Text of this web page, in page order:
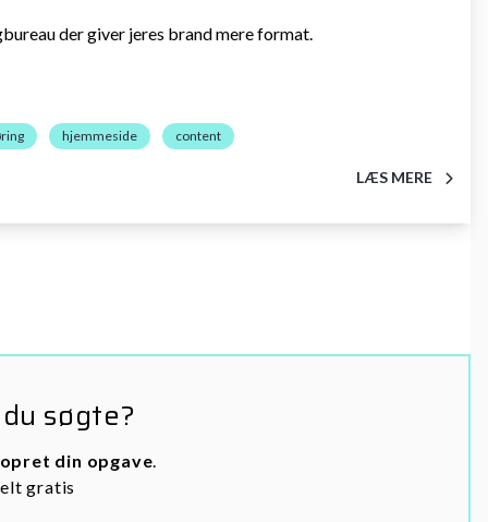
der giver jeres brand mere format.
hjemmeside content
LÆS MERE
søgte?
opret din opgave.
gratis